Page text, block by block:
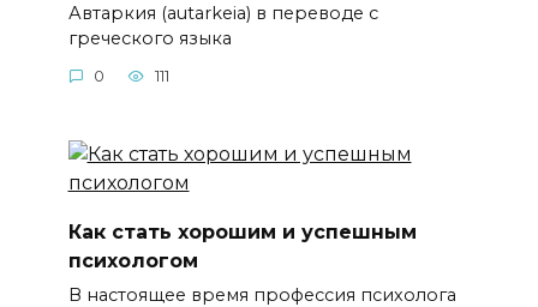
Автаркия (autarkeia) в переводе с
греческого языка
0 111
Как стать хорошим и успешным
психологом
В настоящее время профессия психолога